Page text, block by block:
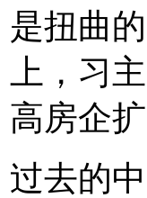
是扭曲
上，习
高房企
过去的